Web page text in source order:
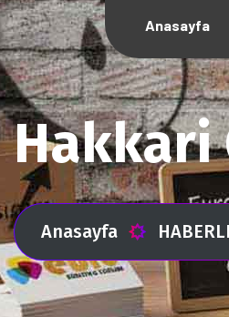
Anasayfa
Hakkari
Anasayfa